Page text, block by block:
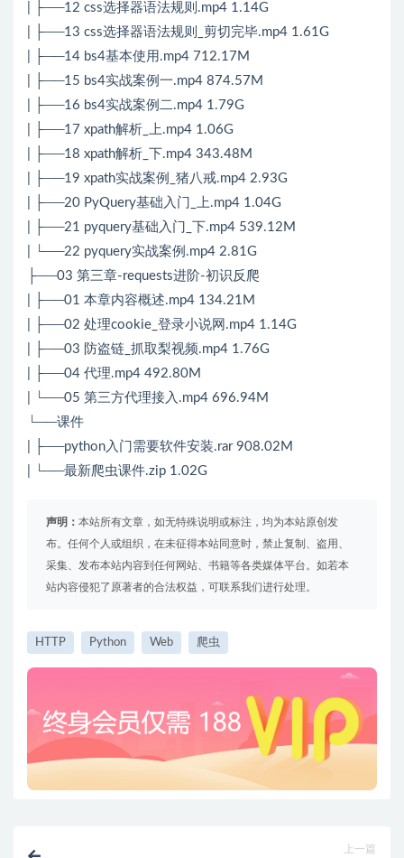
| ├──12 css选择器语法规则.mp4 1.14G
| ├──13 css选择器语法规则_剪切完毕.mp4 1.61G
| ├──14 bs4基本使用.mp4 712.17M
| ├──15 bs4实战案例一.mp4 874.57M
| ├──16 bs4实战案例二.mp4 1.79G
| ├──17 xpath解析_上.mp4 1.06G
| ├──18 xpath解析_下.mp4 343.48M
| ├──19 xpath实战案例_猪八戒.mp4 2.93G
| ├──20 PyQuery基础入门_上.mp4 1.04G
| ├──21 pyquery基础入门_下.mp4 539.12M
| └──22 pyquery实战案例.mp4 2.81G
├──03 第三章-requests进阶-初识反爬
| ├──01 本章内容概述.mp4 134.21M
| ├──02 处理cookie_登录小说网.mp4 1.14G
| ├──03 防盗链_抓取梨视频.mp4 1.76G
| ├──04 代理.mp4 492.80M
| └──05 第三方代理接入.mp4 696.94M
└──课件
| ├──python入门需要软件安装.rar 908.02M
| └──最新爬虫课件.zip 1.02G
声明： 本站所有文章，如无特殊说明或标注，均为本站原创发
布。任何个人或组织，在未征得本站同意时，禁止复制、盗用、
采集、发布本站内容到任何网站、书籍等各类媒体平台。如若本
站内容侵犯了原著者的合法权益，可联系我们进行处理。
HTTP Python Web 爬虫
上一篇